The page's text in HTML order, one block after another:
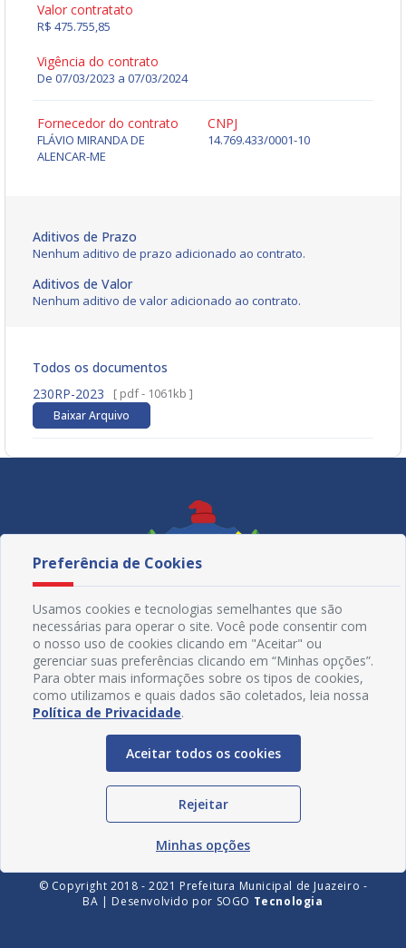
Valor contratato
R$ 475.755,85
Vigência do contrato
De 07/03/2023 a 07/03/2024
Fornecedor do contrato
FLÁVIO MIRANDA DE
ALENCAR-ME
CNPJ
14.769.433/0001-10
Aditivos de Prazo
Nenhum aditivo de prazo adicionado ao contrato.
Aditivos de Valor
Nenhum aditivo de valor adicionado ao contrato.
Todos os documentos
230RP-2023
[ pdf - 1061kb ]
Baixar Arquivo
Redes Sociais
© Copyright 2018 - 2021 Prefeitura Municipal de Juazeiro -
BA | Desenvolvido por SOGO Tecnologia
Preferência de Cookies
Usamos cookies e tecnologias semelhantes que são
necessárias para operar o site. Você pode consentir com
o nosso uso de cookies clicando em "Aceitar" ou
gerenciar suas preferências clicando em “Minhas opções”.
Para obter mais informações sobre os tipos de cookies,
como utilizamos e quais dados são coletados, leia nossa
Política de Privacidade.
Aceitar todos os cookies
Rejeitar
Minhas opções